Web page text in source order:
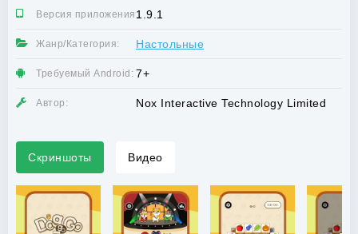
Версия приложения:1.9.1
Жанр/Категория: Настольные
Требуемый Android: 7+
Автор: Nox Interactive Technology Limited
Скриншоты Видео